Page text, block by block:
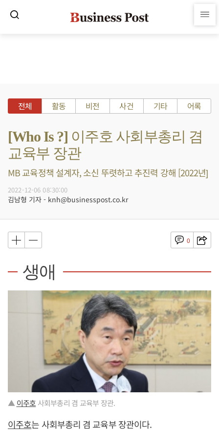
전체 활동 비전 사건 기타 어록
[Who Is ?] 이주호 사회부총리 겸
교육부 장관
MB 교육정책 설계자, 소신 뚜렷하고 추진력 강해 [2022년]
2022-12-06 08:30:00
김남형 기자 - knh@businesspost.co.kr
0
생애
▲ 이주호 사회부총리 겸 교육부 장관.
이주호는 사회부총리 겸 교육부 장관이다.